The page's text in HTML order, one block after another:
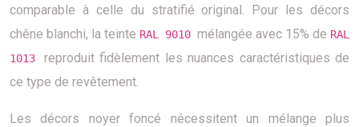
comparable à celle du stratifié original. Pour les décors
chêne blanchi, la teinte RAL 9010 mélangée avec 15% de RAL
1013 reproduit fidèlement les nuances caractéristiques de
ce type de revêtement.
Les décors noyer foncé nécessitent un mélange plus